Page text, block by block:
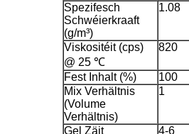
Spezifesch
Schwéierkraaft
(g/m³)
1.08
Viskositéit (cps)
@ 25 ℃
820
Fest Inhalt (%) 100
Mix Verhältnis
(Volume
Verhältnis)
1
Gel Zäit 4-6